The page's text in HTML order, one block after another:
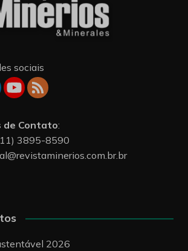
sociais
de Contato:
3895-8590
2026